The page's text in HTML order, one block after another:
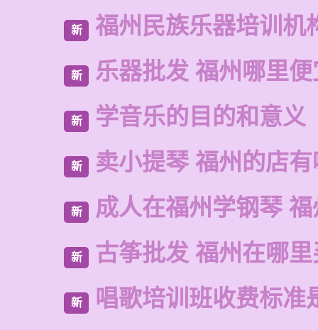
新 福州民族乐器培训机
新 乐器批发 福州哪里
新 学音乐的目的和意义
新 卖小提琴 福州的店
新 成人在福州学钢琴
新 古筝批发 福州在哪
新 唱歌培训班收费标准